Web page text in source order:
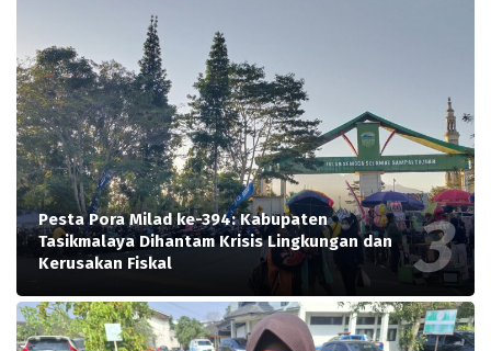
Pesta Pora Milad ke-394: Kabupaten
Tasikmalaya Dihantam Krisis Lingkungan dan
Kerusakan Fiskal